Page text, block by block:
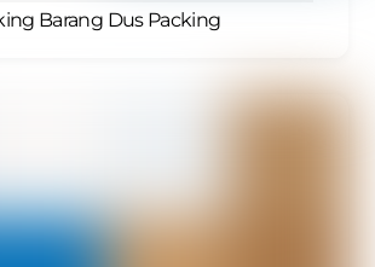
Barang Dus Packing